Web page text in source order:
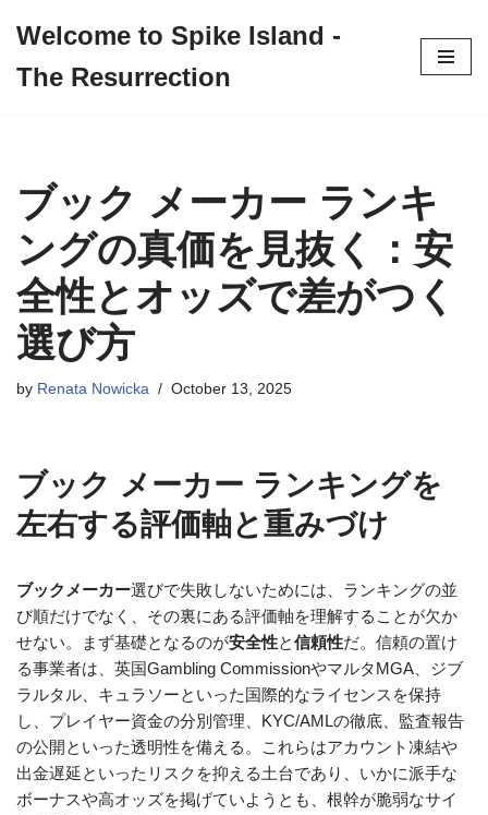
to
Welcome to Spike Island -
The Resurrection
ブック メーカー ランキ
ングの真価を見抜く：安
全性とオッズで差がつく
選び方
by Renata Nowicka October 13, 2025
ブック メーカー ランキングを
左右する評価軸と重みづけ
ブックメーカー選びで失敗しないためには、ランキングの並
び順だけでなく、その裏にある評価軸を理解することが欠か
せない。まず基礎となるのが安全性と信頼性だ。信頼の置け
る事業者は、英国Gambling CommissionやマルタMGA、ジブ
ラルタル、キュラソーといった国際的なライセンスを保持
し、プレイヤー資金の分別管理、KYC/AMLの徹底、監査報告
の公開といった透明性を備える。これらはアカウント凍結や
出金遅延といったリスクを抑える土台であり、いかに派手な
ボーナスや高オッズを掲げていようとも、根幹が脆弱なサイ